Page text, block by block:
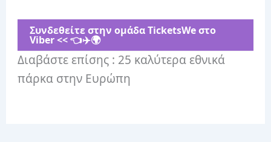
Συνδεθείτε στην ομάδα ⁨TicketsWe⁩ στο
Viber << 👈✈️🌍
Διαβάστε επίσης : 25 καλύτερα εθνικά
πάρκα στην Ευρώπη